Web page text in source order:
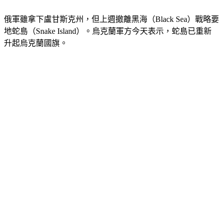
俄軍雖拿下盧甘斯克州，但上週撤離黑海（Black Sea）戰略要
地蛇島（Snake Island）。烏克蘭軍方今天表示，蛇島已重新
升起烏克蘭國旗。